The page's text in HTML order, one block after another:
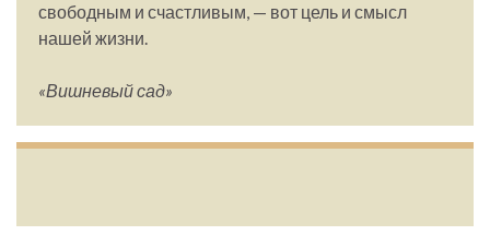
свободным и счастливым, — вот цель и смысл
нашей жизни.
«Вишневый сад»